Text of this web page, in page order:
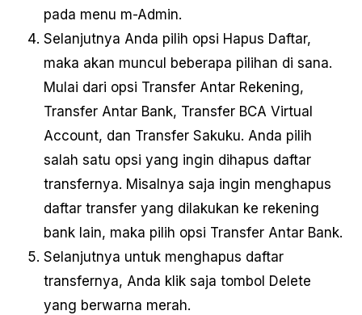
pada menu m-Admin.
Selanjutnya Anda pilih opsi Hapus Daftar,
maka akan muncul beberapa pilihan di sana.
Mulai dari opsi Transfer Antar Rekening,
Transfer Antar Bank, Transfer BCA Virtual
Account, dan Transfer Sakuku. Anda pilih
salah satu opsi yang ingin dihapus daftar
transfernya. Misalnya saja ingin menghapus
daftar transfer yang dilakukan ke rekening
bank lain, maka pilih opsi Transfer Antar Bank.
Selanjutnya untuk menghapus daftar
transfernya, Anda klik saja tombol Delete
yang berwarna merah.